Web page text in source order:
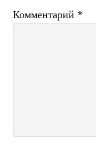
Комментарий*